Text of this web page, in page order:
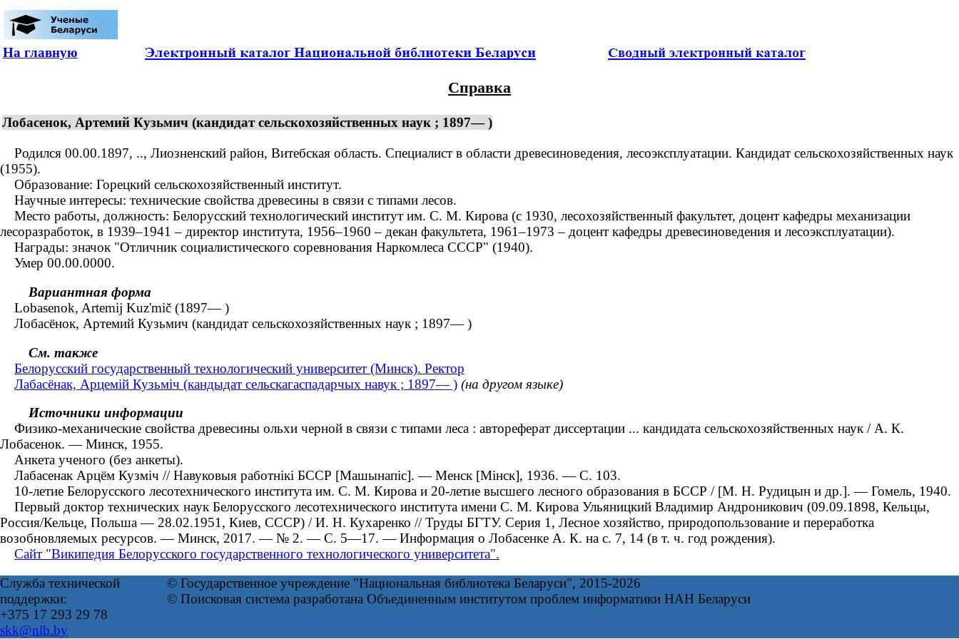
На главную
Справка
Лобасенок, Артемий Кузьмич (кандидат сельскохозяйственных наук ; 1897— )
Родился 00.00.1897, .., Лиозненский район, Витебская область. Специалист в области древесиноведения, лесоэксплуатации. Кандидат сельскохозяйственных наук
(1955).
Образование: Горецкий сельскохозяйственный институт.
Научные интересы: технические свойства древесины в связи с типами лесов.
Место работы, должность: Белорусский технологический институт им. С. М. Кирова (с 1930, лесохозяйственный факультет, доцент кафедры механизации
лесоразработок, в 1939–1941 – директор института, 1956–1960 – декан факультета, 1961–1973 – доцент кафедры древесиноведения и лесоэксплуатации).
Награды: значок "Отличник социалистического соревнования Наркомлеса СССР" (1940).
Умер 00.00.0000.
Вариантная форма
Lobasenok, Artemij Kuz'mič (1897— )
Лобасёнок, Артемий Кузьмич (кандидат сельскохозяйственных наук ; 1897— )
См. также
Белорусский государственный технологический университет (Минск). Ректор
Лабасёнак, Арцемій Кузьміч (кандыдат сельскагаспадарчых навук ; 1897— ) (на другом языке)
Источники информации
Физико-механические свойства древесины ольхи черной в связи с типами леса : автореферат диссертации ... кандидата сельскохозяйственных наук / А. К.
Лобасенок. — Минск, 1955.
Анкета ученого (без анкеты).
Лабасенак Арцём Кузміч // Навуковыя работнікі БССР [Машынапіс]. — Менск [Мінск], 1936. — С. 103.
10-летие Белорусского лесотехнического института им. С. М. Кирова и 20-летие высшего лесного образования в БССР / [М. Н. Рудицын и др.]. — Гомель, 1940.
Первый доктор технических наук Белорусского лесотехнического института имени С. М. Кирова Ульяницкий Владимир Андроникович (09.09.1898, Кельцы,
Россия/Кельце, Польша — 28.02.1951, Киев, СССР) / И. Н. Кухаренко // Труды БГТУ. Серия 1, Лесное хозяйство, природопользование и переработка
возобновляемых ресурсов. — Минск, 2017. — № 2. — С. 5—17. — Информация о Лобасенке А. К. на с. 7, 14 (в т. ч. год рождения).
Сайт "Википедия Белорусского государственного технологического университета".
Служба технической
поддержки:
+375 17 293 29 78
skk@nlb.by
© Государственное учреждение "Национальная библиотека Беларуси", 2015-2026
© Поисковая система разработана Объединенным институтом проблем информатики НАН Беларуси